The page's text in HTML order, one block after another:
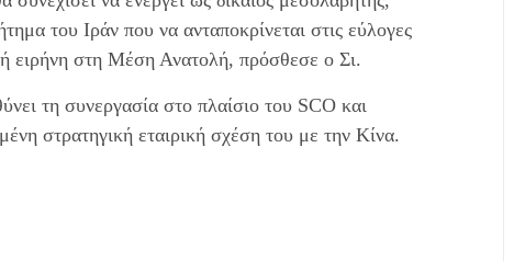
του Ιράν που να ανταποκρίνεται στις εύλογες
ειρήνη στη Μέση Ανατολή, πρόσθεσε ο Σι.
τη συνεργασία στο πλαίσιο του SCO και
στρατηγική εταιρική σχέση του με την Κίνα.